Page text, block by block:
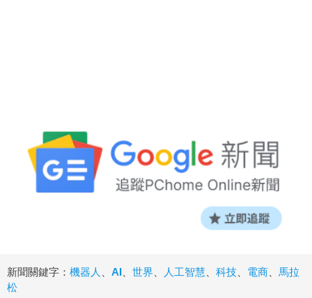
新聞關鍵字： 機器人 AI 世界 人工智慧 科技 電商
馬拉
松